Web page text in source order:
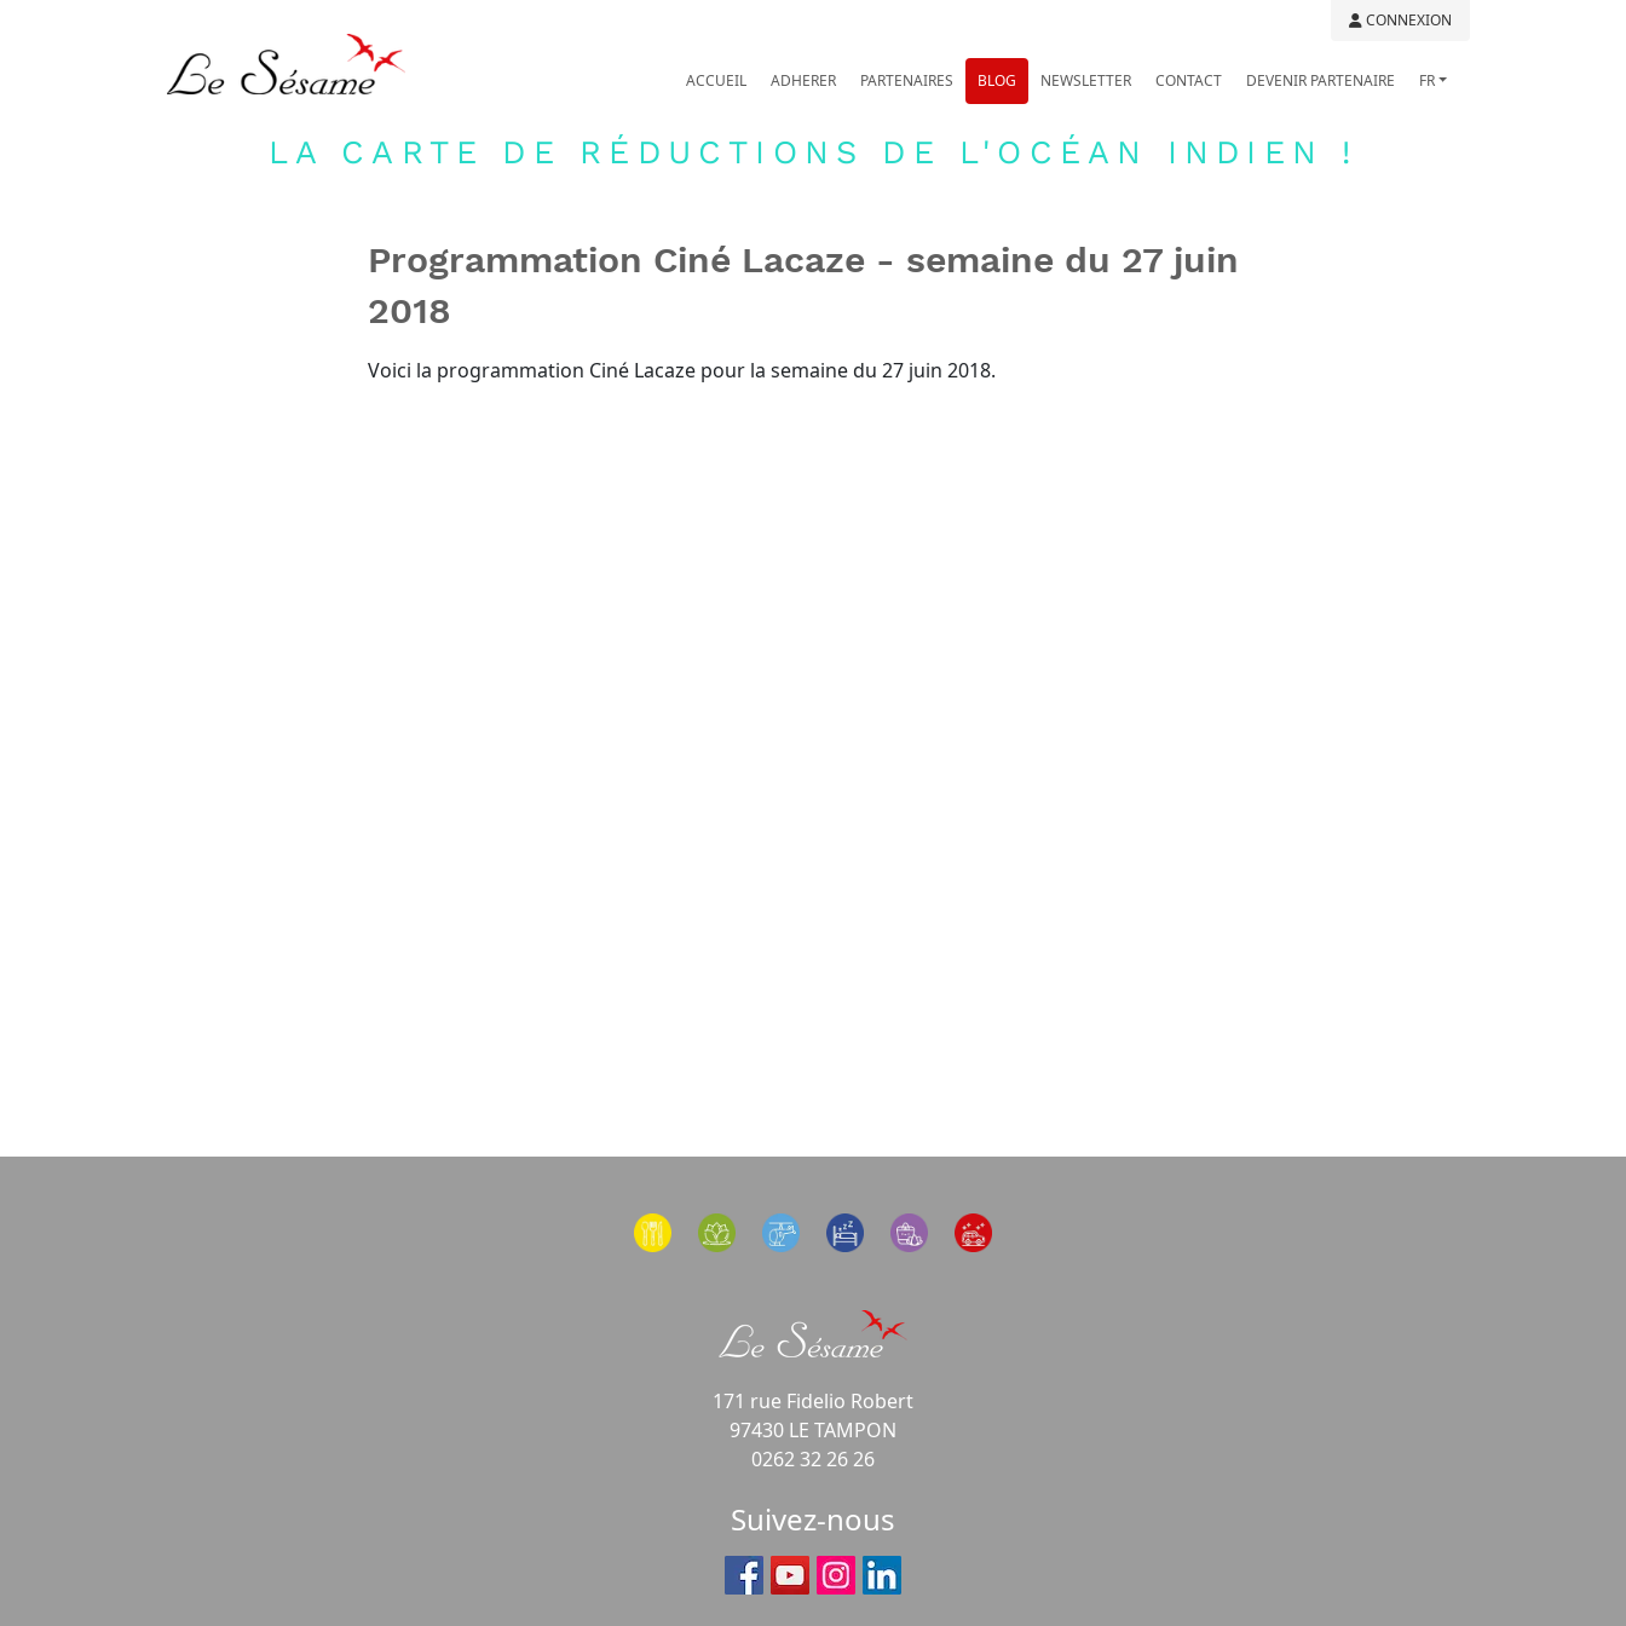
CONNEXION
ACCUEIL ADHERER PARTENAIRES BLOG NEWSLETTER CONTACT DEVENIR PARTENAIRE FR
LA CARTE DE RÉDUCTIONS DE L'OCÉAN INDIEN !
Programmation Ciné Lacaze - semaine du 27 juin
2018
Voici la programmation Ciné Lacaze pour la semaine du 27 juin 2018.
171 rue Fidelio Robert
97430 LE TAMPON
0262 32 26 26
Suivez-nous